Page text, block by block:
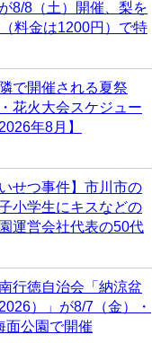
8/8（土）開催、梨を
料金は1200円）で特
で開催される夏祭
花火大会スケジュー
年8月】
せつ事件】市川市の
小学生にキスなどの
運営会社代表の50代
行徳自治会「納涼盆
）」が8/7（金）・
面公園で開催